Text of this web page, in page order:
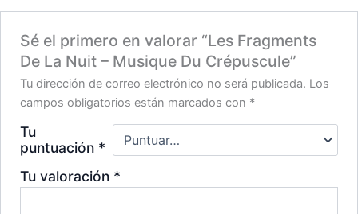
Sé el primero en valorar “Les Fragments
De La Nuit – Musique Du Crépuscule”
Tu dirección de correo electrónico no será publicada. Los
campos obligatorios están marcados con *
Tu
puntuación *
Tu valoración *